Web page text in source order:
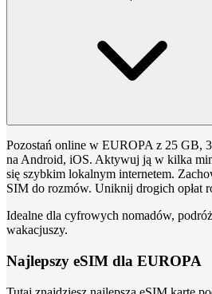
Pozostań online w EUROPA z 25 GB,
na Android, iOS. Aktywuj ją w kilka
się szybkim lokalnym internetem.
SIM do rozmów. Uniknij drogich opłat
Idealne dla cyfrowych nomadów,
wakacjuszy.
Najlepszy eSIM dla EUROPA